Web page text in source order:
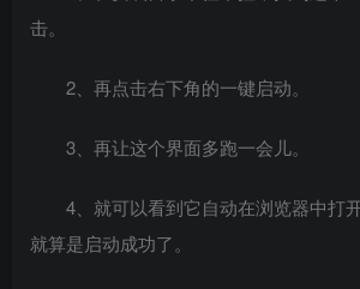
击。
2、再点击右下角的一键启动。
3、再让这个界面多跑一会儿。
4、就可以看到它自动在浏览器中打
就算是启动成功了。